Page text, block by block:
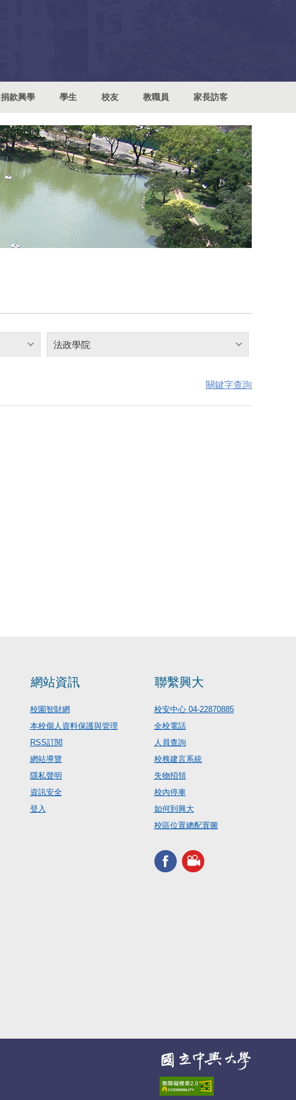
捐款興學 學生 校友 教職員 家長訪客
法政學院
關鍵字查詢
網站資訊
校園智財網
本校個人資料保護與管理
RSS訂閱
網站導覽
隱私聲明
資訊安全
登入
聯繫興大
校安中心 04-22870885
全校電話
人員查詢
校務建言系統
失物招領
校內停車
如何到興大
校區位置總配置圖